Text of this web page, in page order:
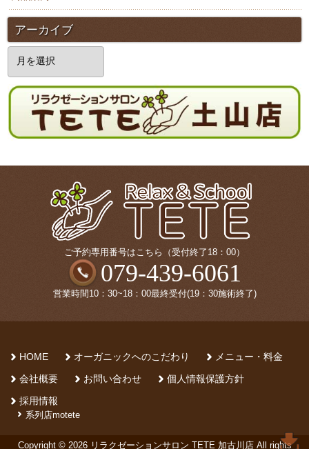
アーカイブ
イ
ご予約専用番号はこちら（受付終了18：00）
079-439-6061
営業時間10：30~18：00最終受付(19：30施術終了)
HOME オーガニックへのこだわり メニュー・料金
会社概要 お問い合わせ 個人情報保護方針
採用情報
系列店motete
Copyright © 2026 リラクゼーションサロン TETE 加古川店 All rights